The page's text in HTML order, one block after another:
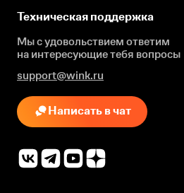
Техническая поддержка
Мы с удовольствием ответим
на интересующиетебя вопросы
support@wink.ru
Написать в чат